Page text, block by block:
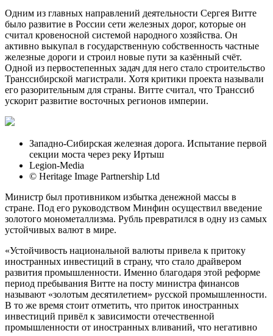
Одним из главных направлений деятельности Сергея Витте
было развитие в России сети железных дорог, которые он
считал кровеносной системой народного хозяйства. Он
активно выкупал в государственную собственность частные
железные дороги и строил новые пути за казённый счёт.
Одной из первостепенных задач для него стало строительство
Транссибирской магистрали. Хотя критики проекта называли
его разорительным для страны. Витте считал, что Транссиб
ускорит развитие восточных регионов империи.
Западно-Сибирская железная дорога. Испытание первой
секции моста через реку Иртыш
Legion-Media
© Heritage Image Partnership Ltd
Министр был противником избытка денежной массы в
стране. Под его руководством Минфин осуществил введение
золотого монометаллизма. Рубль превратился в одну из самых
устойчивых валют в мире.
«Устойчивость национальной валюты привела к притоку
иностранных инвестиций в страну, что стало драйвером
развития промышленности. Именно благодаря этой реформе
период пребывания Витте на посту министра финансов
называют «золотым десятилетием» русской промышленности.
В то же время стоит отметить, что приток иностранных
инвестиций привёл к зависимости отечественной
промышленности от иностранных вливаний, что негативно